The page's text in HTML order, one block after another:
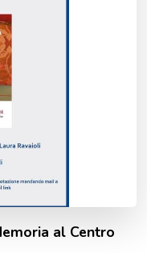
al Centro